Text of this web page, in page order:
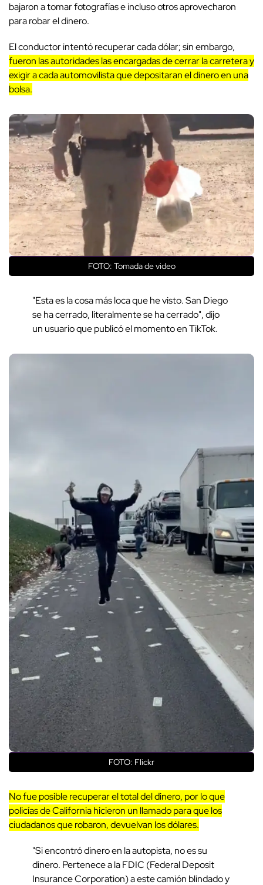
bajaron a tomar fotografías e incluso otros aprovecharon
para robar el dinero.
El conductor intentó recuperar cada dólar; sin embargo,
fueron las autoridades las encargadas de cerrar la carretera y
exigir a cada automovilista que depositaran el dinero en una
bolsa.
FOTO: Tomada de video
"Esta es la cosa más loca que he visto. San Diego
se ha cerrado, literalmente se ha cerrado", dijo
un usuario que publicó el momento en TikTok.
FOTO: Flickr
No fue posible recuperar el total del dinero, por lo que
policías de California hicieron un llamado para que los
ciudadanos que robaron, devuelvan los dólares.
"Si encontró dinero en la autopista, no es su
dinero. Pertenece a la FDIC (Federal Deposit
Insurance Corporation) a este camión blindado y